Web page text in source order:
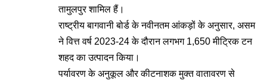
तामुलपुर शामिल हैं।
राष्ट्रीय बागवानी बोर्ड के नवीनतम आंकड़ों के अनुसार, असम
ने वित्त वर्ष 2023-24 के दौरान लगभग 1,650 मीट्रिक टन
शहद का उत्पादन किया।
पर्यावरण के अनुकूल और कीटनाशक मुक्त वातावरण से